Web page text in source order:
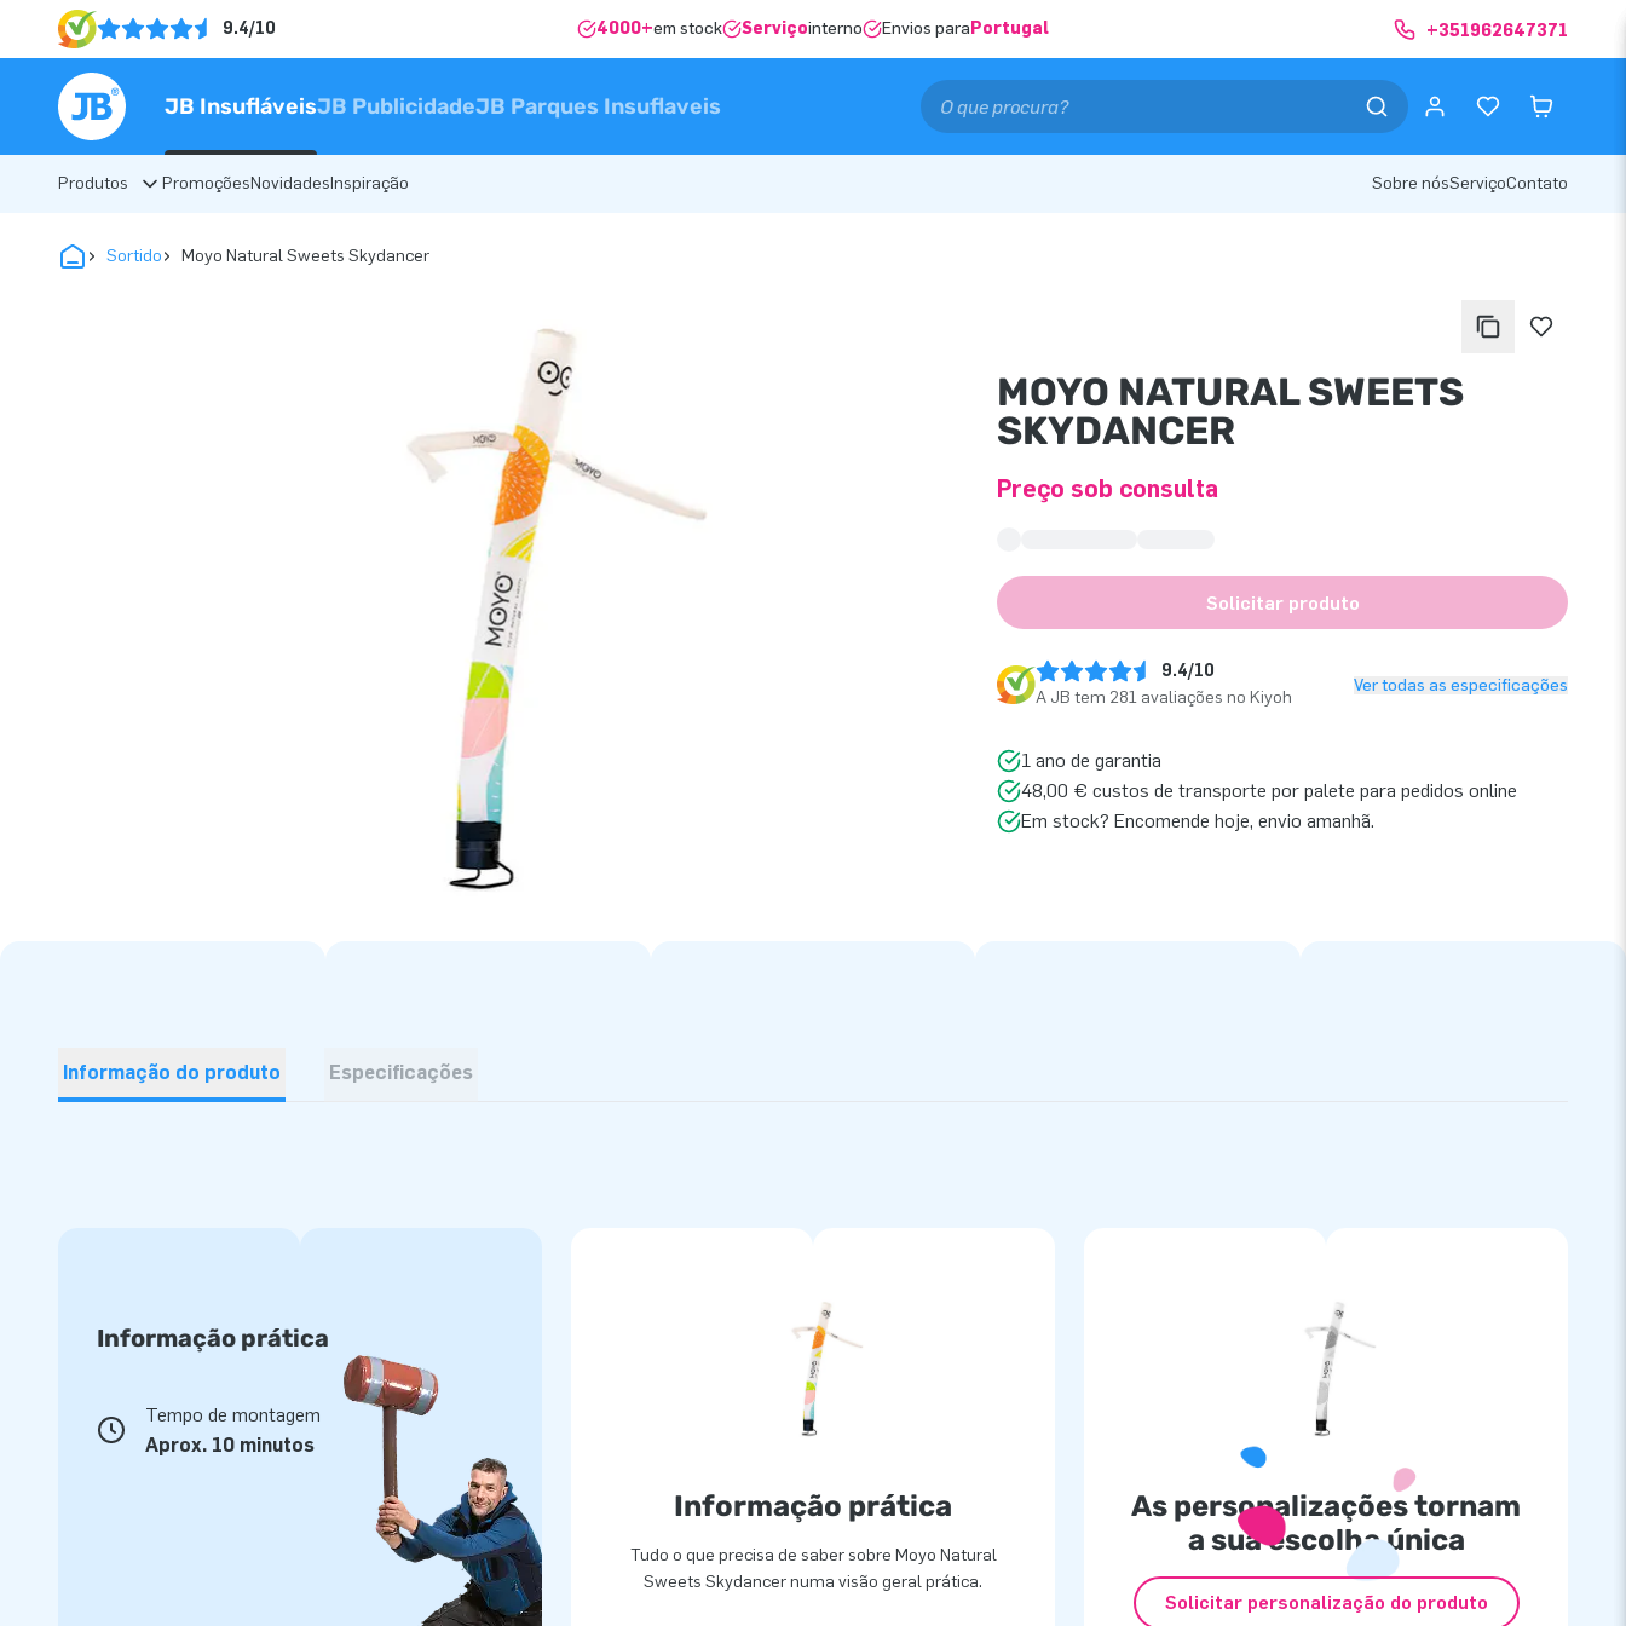
9.4/10 4000+em stock Serviçointerno Envios para Portugal +351962647371
JB InsufláveisJB PublicidadeJB Parques Insuflaveis
Produtos PromoçõesNovidadesInspiração Sobre nósServiçoContato
Sortido Moyo Natural Sweets Skydancer
MOYO NATURAL SWEETS
SKYDANCER
Preço sob consulta
Solicitar produto
9.4/10
A JB tem 281 avaliações no Kiyoh
Ver todas as especificações
1 ano de garantia
48,00 € custos de transporte por palete para pedidos online
Em stock? Encomende hoje, envio amanhã.
Informação do produto Especificações
Informação prática
Tempo de montagem
Aprox. 10 minutos
Informação prática
Tudo o que precisa de saber sobre Moyo Natural
Sweets Skydancer numa visão geral prática.
As personalizações tornam
a sua escolha única
Solicitar personalização do produto